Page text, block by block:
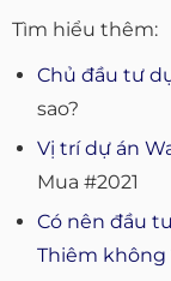
Tìm hiểu thêm:
Chủ đầu tư
sao?
Vị trí dự án
Mua #2021
Có nên đầu
Thiêm không